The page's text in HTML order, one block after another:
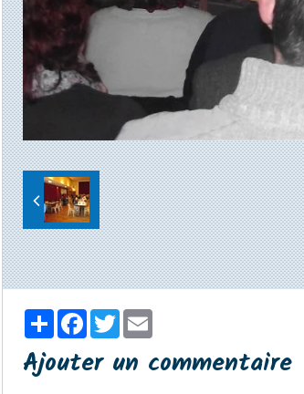
PartagerFacebook
Twitter
Ajouter un commentaire